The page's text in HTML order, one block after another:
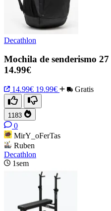
Decathlon
Mochila de senderismo
14.99€
14.99€ 19.99€ Gratis
1183
0
MirY_oFerTas
Ruben
Decathlon
1sem